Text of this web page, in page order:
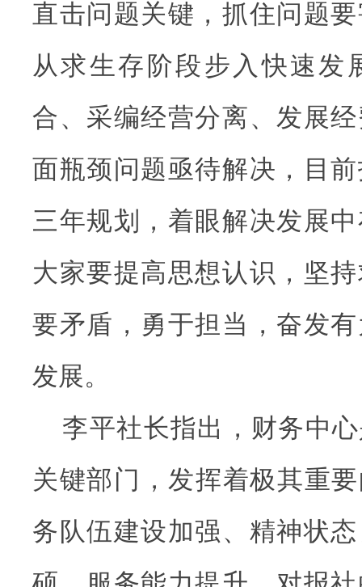
直击问题关键，抓住问题
从求生存阶段步入快速发
合、采编经营分离、发展
面瓶颈问题亟待解决，目
三年规划，着眼解决发展
大家要提高思想认识，坚
要矛盾，勇于担当，奋发
发展。
李平社长指出，财务中
关键部门，发挥着极其重
务队伍建设加强、精神状